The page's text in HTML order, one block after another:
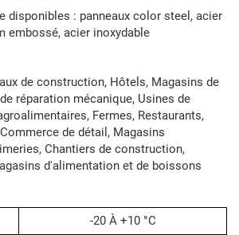
disponibles : panneaux color steel, acier
embossé, acier inoxydable
de construction, Hôtels, Magasins de
réparation mécanique, Usines de
Fermes, Restaurants,
de détail, Magasins
Chantiers de construction,
d'alimentation et de boissons
-20 À +10 °C